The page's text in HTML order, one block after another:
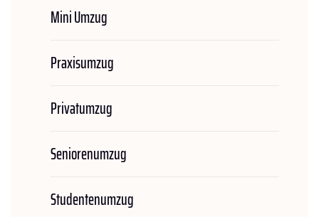
Mini Umzug
Praxisumzug
Privatumzug
Seniorenumzug
Studentenumzug